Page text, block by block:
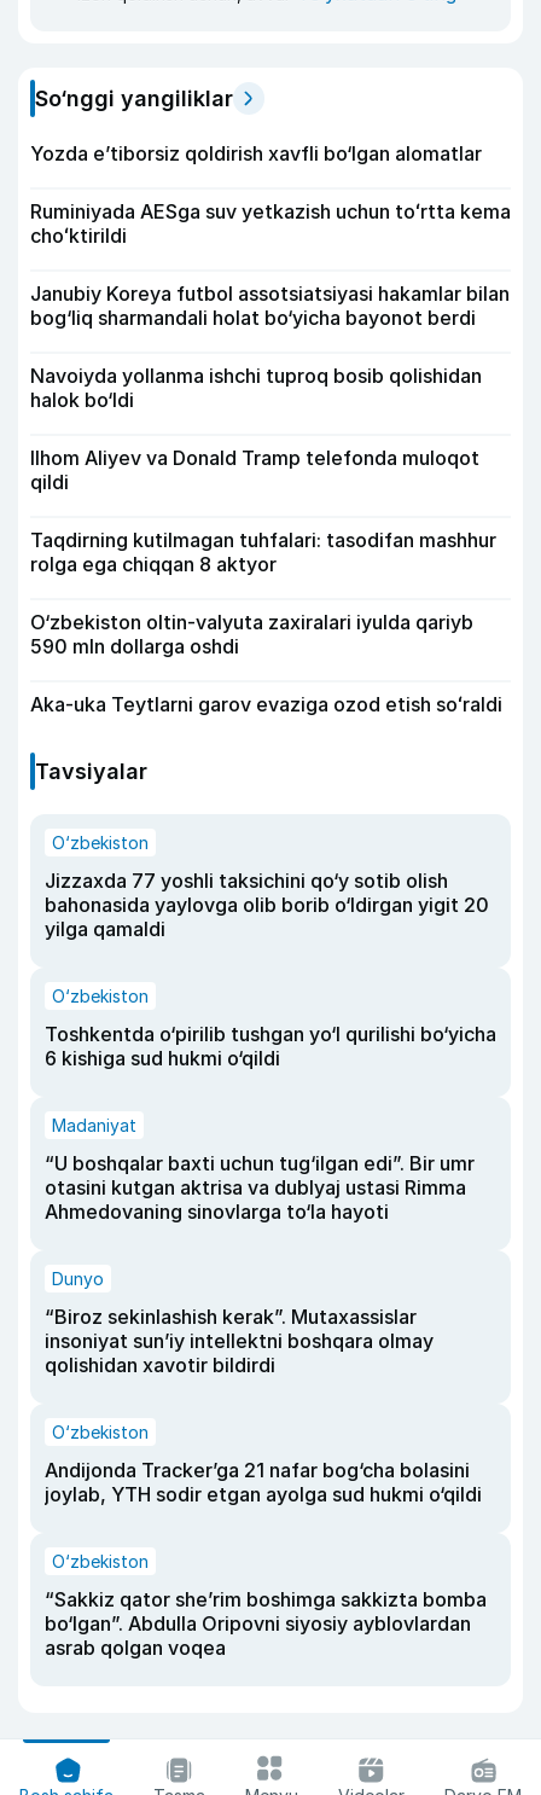
So‘nggi yangiliklar
Yozda e’tiborsiz qoldirish xavfli bo‘lgan alomatlar
Ruminiyada AESga suv yetkazish uchun toʻrtta kema
choʻktirildi
Janubiy Koreya futbol assotsiatsiyasi hakamlar bilan
bog‘liq sharmandali holat bo‘yicha bayonot berdi
Navoiyda yollanma ishchi tuproq bosib qolishidan
halok bo‘ldi
Ilhom Aliyev va Donald Tramp telefonda muloqot
qildi
Taqdirning kutilmagan tuhfalari: tasodifan mashhur
rolga ega chiqqan 8 aktyor
O‘zbekiston oltin-valyuta zaxiralari iyulda qariyb
590 mln dollarga oshdi
Aka-uka Teytlarni garov evaziga ozod etish soʻraldi
Tavsiyalar
O‘zbekiston
Jizzaxda 77 yoshli taksichini qo‘y sotib olish
bahonasida yaylovga olib borib o‘ldirgan yigit 20
yilga qamaldi
O‘zbekiston
Toshkentda o‘pirilib tushgan yo‘l qurilishi bo‘yicha
6 kishiga sud hukmi o‘qildi
Madaniyat
“U boshqalar baxti uchun tug‘ilgan edi”. Bir umr
otasini kutgan aktrisa va dublyaj ustasi Rimma
Ahmedovaning sinovlarga to‘la hayoti
Dunyo
“Biroz sekinlashish kerak”. Mutaxassislar
insoniyat sun’iy intellektni boshqara olmay
qolishidan xavotir bildirdi
O‘zbekiston
Andijonda Tracker’ga 21 nafar bog‘cha bolasini
joylab, YTH sodir etgan ayolga sud hukmi o‘qildi
O‘zbekiston
“Sakkiz qator she’rim boshimga sakkizta bomba
bo‘lgan”. Abdulla Oripovni siyosiy ayblovlardan
asrab qolgan voqea